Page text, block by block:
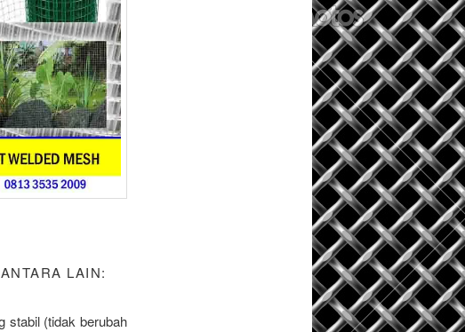
LAIN:
stabil (tidak berubah